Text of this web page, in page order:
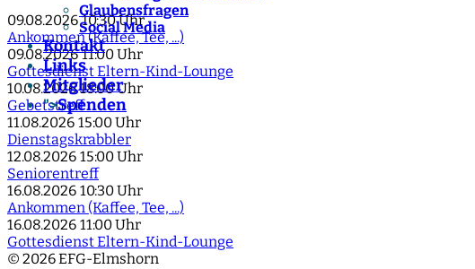
Glaubensfragen
Social Media
Kontakt
Links
Mitglieder
">Spenden
09.08.2026 10:30 Uhr
Ankommen (Kaffee, Tee, ...)
09.08.2026 11:00 Uhr
Gottesdienst Eltern-Kind-Lounge
10.08.2026 18:00 Uhr
Gebetstreff
11.08.2026 15:00 Uhr
Dienstagskrabbler
12.08.2026 15:00 Uhr
Seniorentreff
16.08.2026 10:30 Uhr
Ankommen (Kaffee, Tee, ...)
16.08.2026 11:00 Uhr
Gottesdienst Eltern-Kind-Lounge
© 2026 EFG-Elmshorn